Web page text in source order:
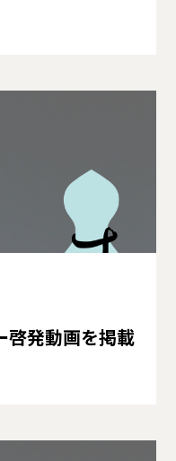
啓発動画を掲載